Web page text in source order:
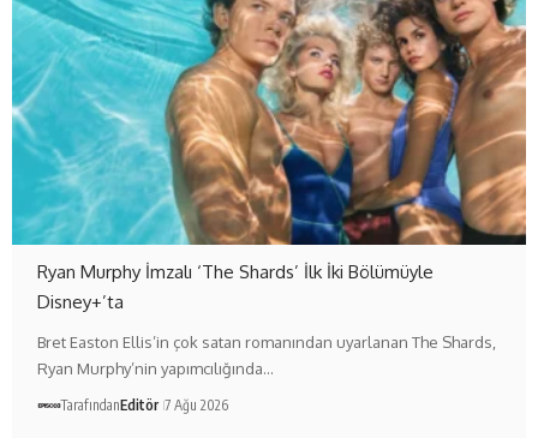
Ryan Murphy İmzalı ‘The Shards’ İlk İki Bölümüyle
Disney+’ta
Bret Easton Ellis’in çok satan romanından uyarlanan The Shards,
Ryan Murphy’nin yapımcılığında…
TarafındanEditör 7 Ağu 2026